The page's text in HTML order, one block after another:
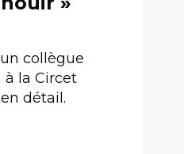
collègue
à la Circet
détail.